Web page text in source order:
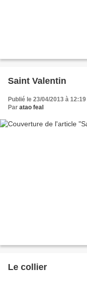
Saint Valentin
Publié le 23/04/2013 à 12:19
Par atao feal
Le collier